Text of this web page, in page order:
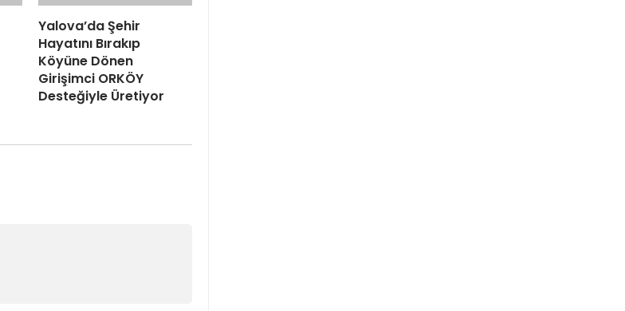
Yalova’da Şehir
Hayatını Bırakıp
Köyüne Dönen
Girişimci ORKÖY
Desteğiyle Üretiyor